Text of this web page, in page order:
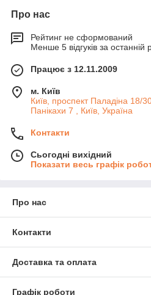
Про нас
Рейтинг не сформований
Менше 5 відгуків за останній
Працює з 12.11.2009
м. Київ
Київ, проспект Паладіна 18/
Панікахи 7 , Київ, Україна
Контакти
Сьогодні вихідний
Показати весь графік
Про нас
Контакти
Доставка та оплата
Графік роботи